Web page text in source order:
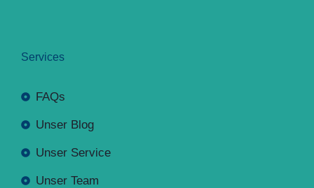
Services
FAQs
Unser Blog
Unser Service
Unser Team